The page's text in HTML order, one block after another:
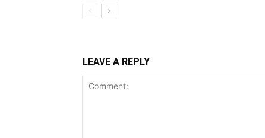
LEAVE A REPLY